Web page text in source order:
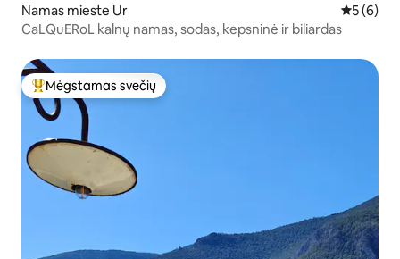
Namas mieste Ur Vidutinis
5 (6)
CaLQuERoL kalnų namas, sodas, kepsninė ir biliardas
Svečių mėgstamiausias
Mėgstamas svečių